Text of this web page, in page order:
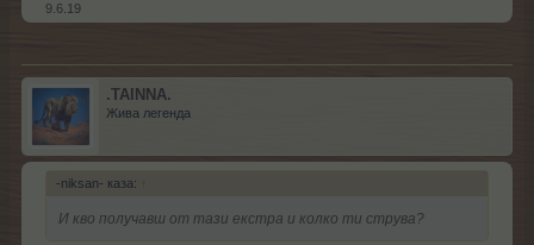
9.6.19
.TAINNA.
Жива легенда
-niksan- каза: ↑
И кво получавш от тази екстра и колко ти струва?